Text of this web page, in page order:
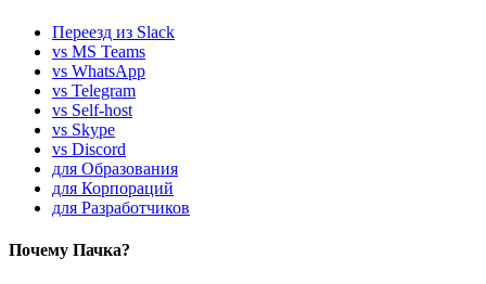
Переезд из Slack
vs MS Teams
vs WhatsApp
vs Telegram
vs Self-host
vs Skype
vs Discord
для Образования
для Корпораций
для Разработчиков
Почему Пачка?